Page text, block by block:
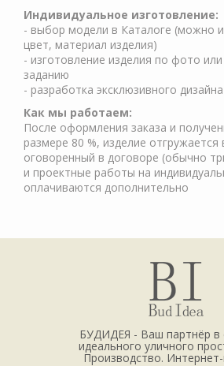
Индивидуальное изготовление:
- выбор модели в Каталоге (можно
цвет, материал изделия)
- изготовление изделия по фото
заданию
- разработка эксклюзивного
Как мы работаем:
После оформления заказа и
размере 80 %, изделие отгружается
оговоренный в договоре (обычно
и проектные работы на
оплачиваются дополнительно
БУДИДЕЯ - Ваш партнёр в
идеального уличного
Производство. Интернет-